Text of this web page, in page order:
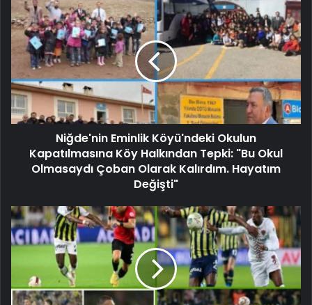
Niğde'nin Eminlik Köyü'ndeki Okulun
Kapatılmasına Köy Halkından Tepki: "Bu Okul
Olmasaydı Çoban Olarak Kalırdım. Hayatım
Değişti"